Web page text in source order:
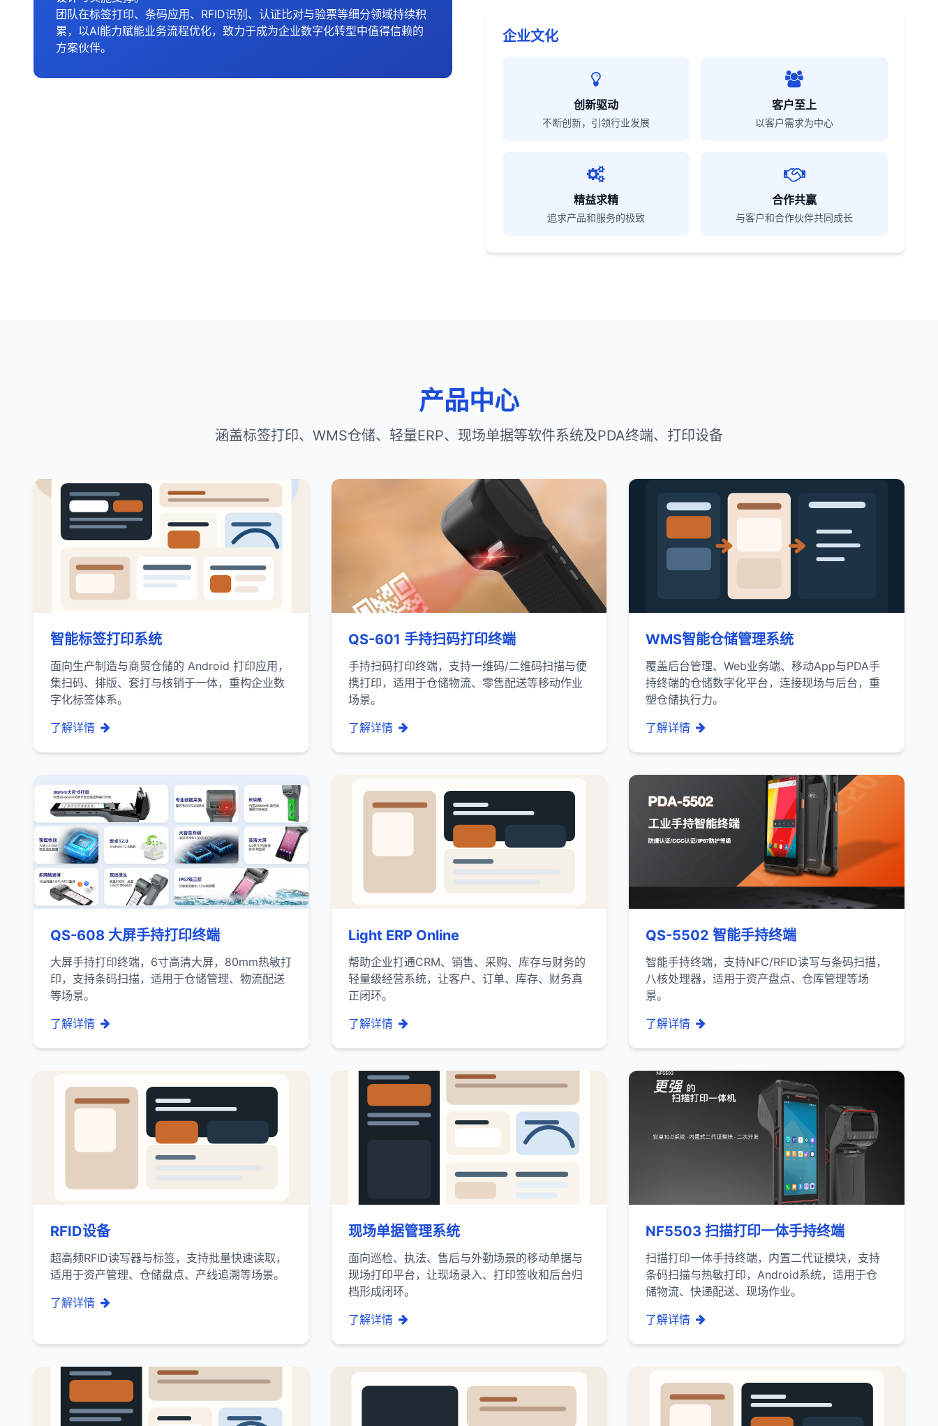
团队在标签打印、条码应用、RFID识别、认证比对与验票等细分领域持续积
累，以AI能力赋能业务流程优化，致力于成为企业数字化转型中值得信赖的
方案伙伴。
企业文化
创新驱动
不断创新，引领行业发展
客户至上
以客户需求为中心
精益求精
追求产品和服务的极致
合作共赢
与客户和合作伙伴共同成长
产品中心
涵盖标签打印、WMS仓储、轻量ERP、现场单据等软件系统及PDA终端、打印设备
智能标签打印系统
面向生产制造与商贸仓储的 Android 打印应用，
集扫码、排版、套打与核销于一体，重构企业数
字化标签体系。
了解详情
QS-601 手持扫码打印终端
手持扫码打印终端，支持一维码/二维码扫描与便
携打印，适用于仓储物流、零售配送等移动作业
场景。
了解详情
WMS智能仓储管理系统
覆盖后台管理、Web业务端、移动App与PDA手
持终端的仓储数字化平台，连接现场与后台，重
塑仓储执行力。
了解详情
QS-608 大屏手持打印终端
大屏手持打印终端，6寸高清大屏，80mm热敏打
印，支持条码扫描，适用于仓储管理、物流配送
等场景。
了解详情
Light ERP Online
帮助企业打通CRM、销售、采购、库存与财务的
轻量级经营系统，让客户、订单、库存、财务真
正闭环。
了解详情
QS-5502 智能手持终端
智能手持终端，支持NFC/RFID读写与条码扫描，
八核处理器，适用于资产盘点、仓库管理等场
景。
了解详情
RFID设备
超高频RFID读写器与标签，支持批量快速读取，
适用于资产管理、仓储盘点、产线追溯等场景。
了解详情
现场单据管理系统
面向巡检、执法、售后与外勤场景的移动单据与
现场打印平台，让现场录入、打印签收和后台归
档形成闭环。
了解详情
NF5503 扫描打印一体手持终端
扫描打印一体手持终端，内置二代证模块，支持
条码扫描与热敏打印，Android系统，适用于仓
储物流、快递配送、现场作业。
了解详情